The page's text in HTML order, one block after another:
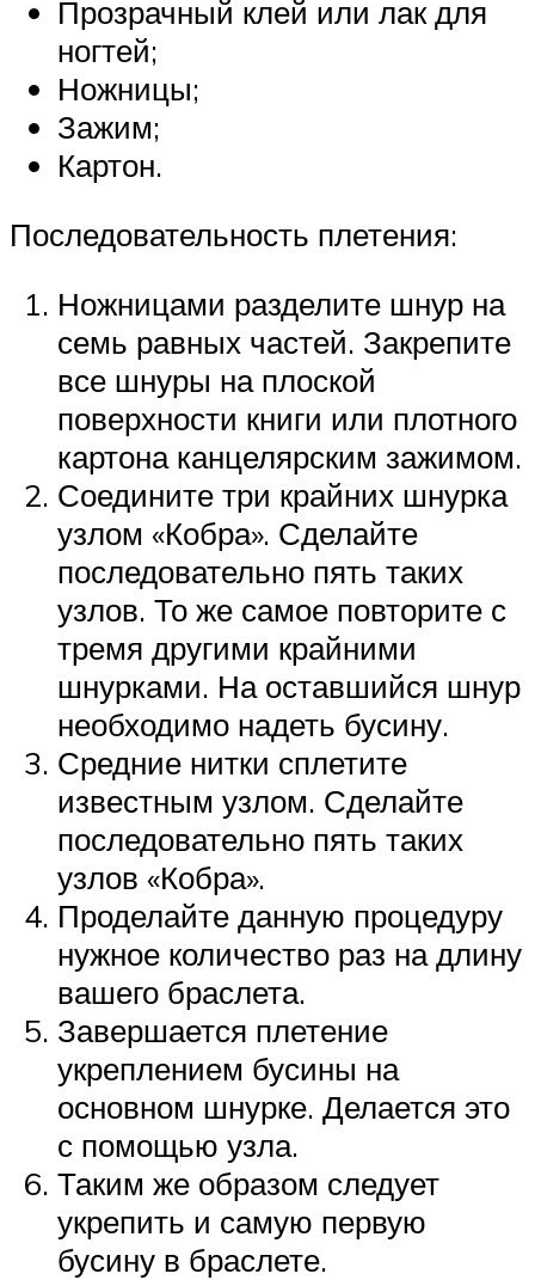
Прозрачный клей или лак для
ногтей;
Ножницы;
Зажим;
Картон.
Последовательность плетения:
Ножницами разделите шнур на
семь равных частей. Закрепите
все шнуры на плоской
поверхности книги или плотного
картона канцелярским зажимом.
Соедините три крайних шнурка
узлом «Кобра». Сделайте
последовательно пять таких
узлов. То же самое повторите с
тремя другими крайними
шнурками. На оставшийся шнур
необходимо надеть бусину.
Средние нитки сплетите
известным узлом. Сделайте
последовательно пять таких
узлов «Кобра».
Проделайте данную процедуру
нужное количество раз на длину
вашего браслета.
Завершается плетение
укреплением бусины на
основном шнурке. Делается это
с помощью узла.
Таким же образом следует
укрепить и самую первую
бусину в браслете.